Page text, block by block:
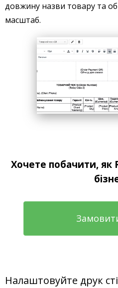
довжину назви товару та
масштаб.
Хочете побачити, як
Налаштовуйте друк